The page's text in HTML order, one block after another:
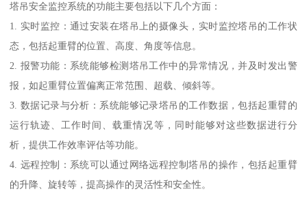
塔吊安全监控系统的功能主要包括以下几个方面：
1. 实时监控：通过安装在塔吊上的摄像头，实时监控塔吊的工作状
态，包括起重臂的位置、高度、角度等信息。
2. 报警功能：系统能够检测塔吊工作中的异常情况，并及时发出警
报，如起重臂位置偏离正常范围、超载、倾斜等。
3. 数据记录与分析：系统能够记录塔吊的工作数据，包括起重臂的
运行轨迹、工作时间、载重情况等，同时能够对这些数据进行分
析，提供工作效率评估等功能。
4. 远程控制：系统可以通过网络远程控制塔吊的操作，包括起重臂
的升降、旋转等，提高操作的灵活性和安全性。